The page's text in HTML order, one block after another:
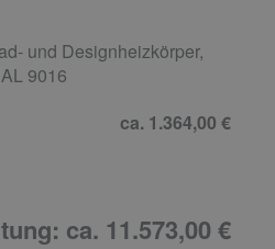
und Designheizkörper,
9016
ca. 1.364,00 €
ca. 11.573,00 €